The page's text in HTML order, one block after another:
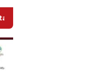
& Terpercaya